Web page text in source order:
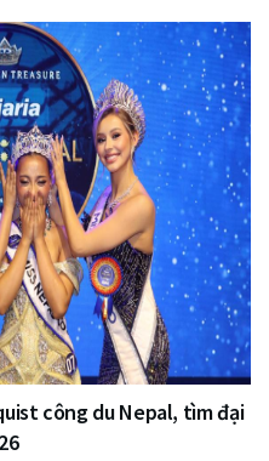
công du Nepal, tìm đại